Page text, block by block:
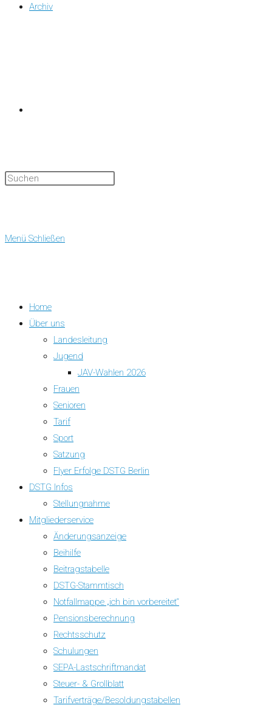
Archiv
Menü Schließen
Home
Über uns
Landesleitung
Jugend
JAV-Wahlen 2026
Frauen
Senioren
Tarif
Sport
Satzung
Flyer Erfolge DSTG Berlin
DSTG Infos
Stellungnahme
Mitgliederservice
Änderungsanzeige
Beihilfe
Beitragstabelle
DSTG-Stammtisch
Notfallmappe „ich bin vorbereitet“
Pensionsberechnung
Rechtsschutz
Schulungen
SEPA-Lastschriftmandat
Steuer- & Grollblatt
Tarifverträge/Besoldungstabellen